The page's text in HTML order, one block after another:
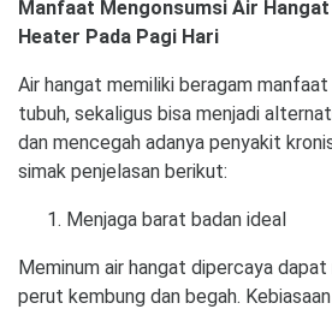
Manfaat Mengonsumsi Air
Heater Pada Pagi Hari
Air hangat memiliki beragam
tubuh, sekaligus bisa menjadi
dan mencegah adanya penyakit
simak penjelasan berikut:
Menjaga barat badan ideal
Meminum air hangat dipercaya
perut kembung dan begah.